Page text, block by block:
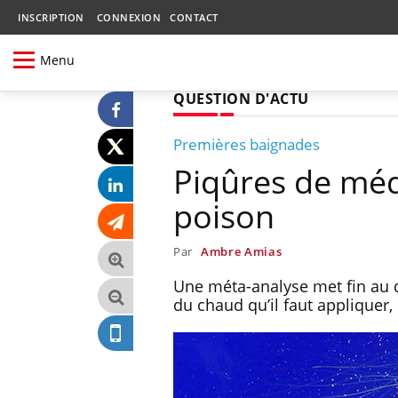
INSCRIPTION CONNEXION CONTACT
Menu
QUESTION D'ACTU
Premières baignades
Piqûres de
poison
Par Ambre Amias
Une méta-analyse met fin au
du chaud qu’il faut